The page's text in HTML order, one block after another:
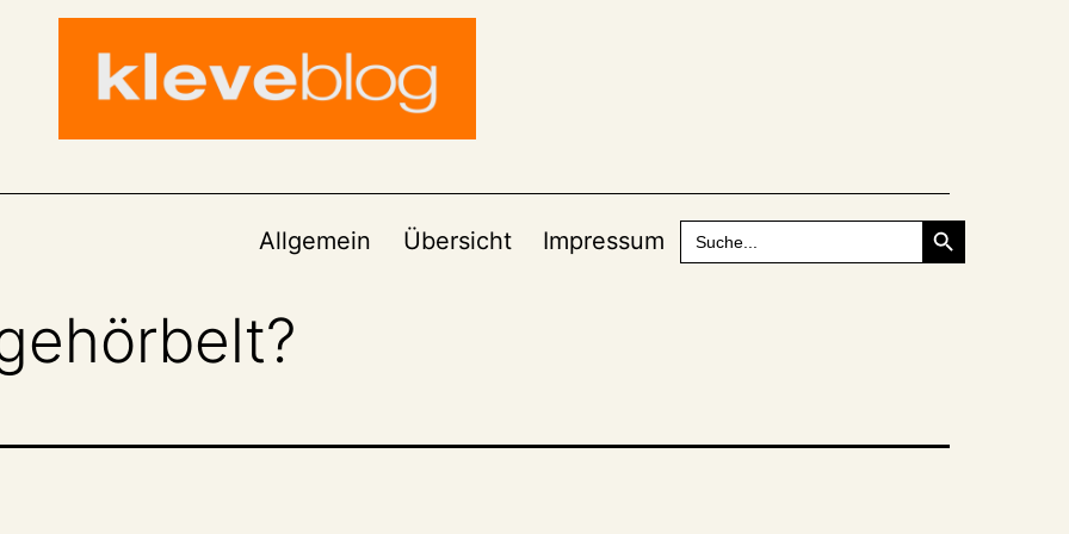
Allgemein Übersicht Impressum
Search
for:
Search Button